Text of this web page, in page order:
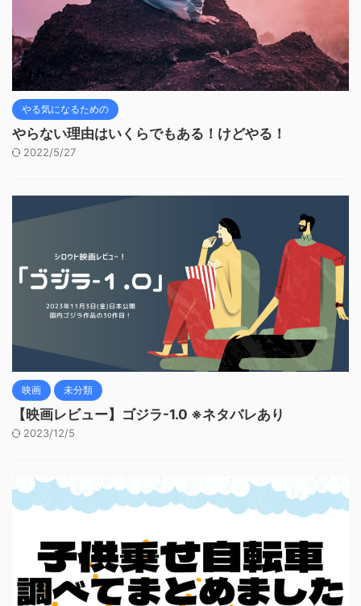
やる気になるための
やらない理由はいくらでもある！けどやる！
2022/5/27
映画 未分類
【映画レビュー】ゴジラ-1.0 ※ネタバレあり
2023/12/5